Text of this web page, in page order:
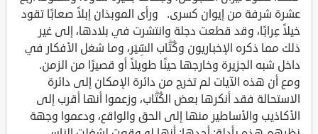
عشرة شرفة من إيوان كسرى. ورأى الموبذان إبلاً صعابًا تقود
خيلاً عِرابًا، وقد قطعت دجلة وانتشرت في بلادها، إلى غير
ذلك مما ذكره الإخباريون وكُتَّاب السِّيَر، وما شغل الأفكار في
داخل شبه الجزيرة وخارجها حينًا طويلاً أو قصيرًا من الزمن.
ومع أن هذه الآيات لم تخرج من دائرة الإمكان إلى دائرة
الاستحالة فقد أنكرها بعض الكُتَّاب، وزعموا أنها أقرب إلى
الأكاذيب والأساطير منها إلى الحق والواقع، ودعموا وجهة